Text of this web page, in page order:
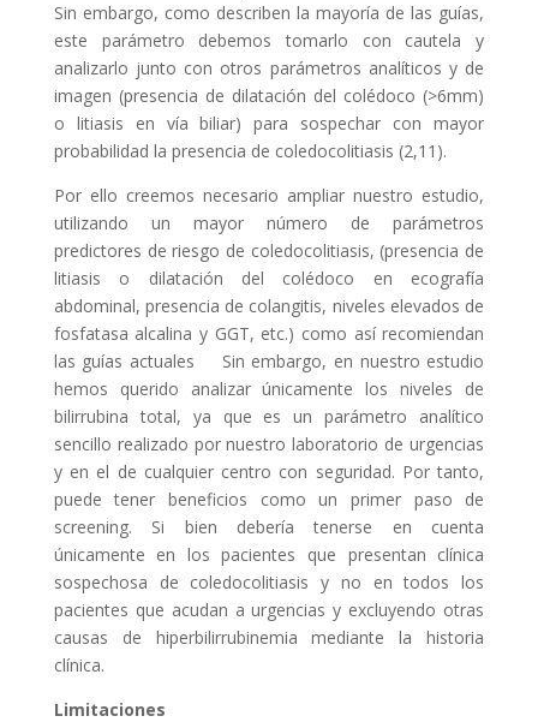
Sin embargo, como describen la mayoría de las guías,
este parámetro debemos tomarlo con cautela y
analizarlo junto con otros parámetros analíticos y de
imagen (presencia de dilatación del colédoco (>6mm)
o litiasis en vía biliar) para sospechar con mayor
probabilidad la presencia de coledocolitiasis (2,11).
Por ello creemos necesario ampliar nuestro estudio,
utilizando un mayor número de parámetros
predictores de riesgo de coledocolitiasis, (presencia de
litiasis o dilatación del colédoco en ecografía
abdominal, presencia de colangitis, niveles elevados de
fosfatasa alcalina y GGT, etc.) como así recomiendan
las guías actuales Sin embargo, en nuestro estudio
hemos querido analizar únicamente los niveles de
bilirrubina total, ya que es un parámetro analítico
sencillo realizado por nuestro laboratorio de urgencias
y en el de cualquier centro con seguridad. Por tanto,
puede tener beneficios como un primer paso de
screening. Si bien debería tenerse en cuenta
únicamente en los pacientes que presentan clínica
sospechosa de coledocolitiasis y no en todos los
pacientes que acudan a urgencias y excluyendo otras
causas de hiperbilirrubinemia mediante la historia
clínica.
Limitaciones